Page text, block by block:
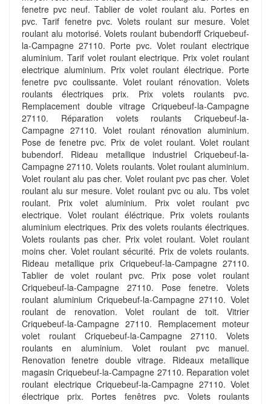
fenetre pvc neuf. Tablier de volet roulant alu. Portes en
pvc. Tarif fenetre pvc. Volets roulant sur mesure. Volet
roulant alu motorisé. Volets roulant bubendorff Criquebeuf-
la-Campagne 27110. Porte pvc. Volet roulant electrique
aluminium. Tarif volet roulant electrique. Prix volet roulant
electrique aluminium. Prix volet roulant électrique. Porte
fenetre pvc coulissante. Volet roulant rénovation. Volets
roulants électriques prix. Prix volets roulants pvc.
Remplacement double vitrage Criquebeuf-la-Campagne
27110. Réparation volets roulants Criquebeuf-la-
Campagne 27110. Volet roulant rénovation aluminium.
Pose de fenetre pvc. Prix de volet roulant. Volet roulant
bubendorf. Rideau metallique industriel Criquebeuf-la-
Campagne 27110. Volets roulants. Volet roulant aluminium.
Volet roulant alu pas cher. Volet roulant pvc pas cher. Volet
roulant alu sur mesure. Volet roulant pvc ou alu. Tbs volet
roulant. Prix volet aluminium. Prix volet roulant pvc
electrique. Volet roulant éléctrique. Prix volets roulants
aluminium electriques. Prix des volets roulants électriques.
Volets roulants pas cher. Prix volet roulant. Volet roulant
moins cher. Volet roulant sécurité. Prix de volets roulants.
Rideau metallique prix Criquebeuf-la-Campagne 27110.
Tablier de volet roulant pvc. Prix pose volet roulant
Criquebeuf-la-Campagne 27110. Pose fenetre. Volets
roulant aluminium Criquebeuf-la-Campagne 27110. Volet
roulant de renovation. Volet roulant de toit. Vitrier
Criquebeuf-la-Campagne 27110. Remplacement moteur
volet roulant Criquebeuf-la-Campagne 27110. Volets
roulants en aluminium. Volet roulant pvc manuel.
Renovation fenetre double vitrage. Rideaux metallique
magasin Criquebeuf-la-Campagne 27110. Reparation volet
roulant electrique Criquebeuf-la-Campagne 27110. Volet
électrique prix. Portes fenêtres pvc. Volets roulants